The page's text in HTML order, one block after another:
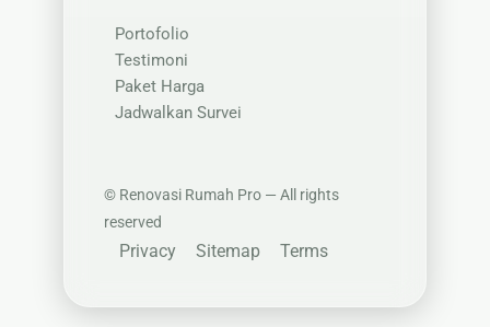
Portofolio
Testimoni
Paket Harga
Jadwalkan Survei
© Renovasi Rumah Pro — All rights
reserved
Privacy Sitemap Terms